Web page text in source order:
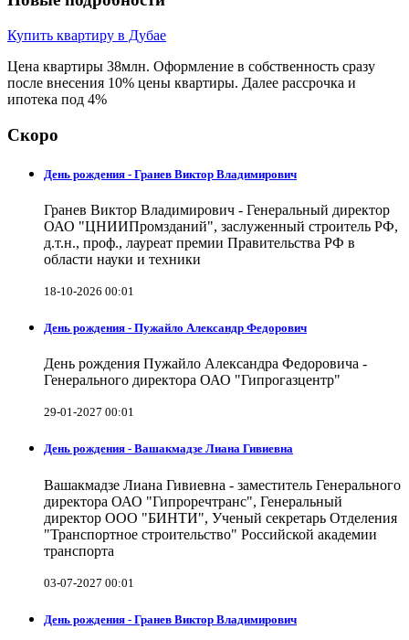
Купить квартиру в Дубае
Цена квартиры 38млн. Оформление в собственность сразу
после внесения 10% цены квартиры. Далее рассрочка и
ипотека под 4%
Скоро
День рождения - Гранев Виктор Владимирович
Гранев Виктор Владимирович - Генеральный директор
ОАО "ЦНИИПромзданий", заслуженный строитель РФ,
д.т.н., проф., лауреат премии Правительства РФ в
области науки и техники
18-10-2026 00:01
День рождения - Пужайло Александр Федорович
День рождения Пужайло Александра Федоровича -
Генерального директора ОАО "Гипрогазцентр"
29-01-2027 00:01
День рождения - Вашакмадзе Лиана Гивиевна
Вашакмадзе Лиана Гивиевна - заместитель Генерального
директора ОАО "Гипроречтранс", Генеральный
директор ООО "БИНТИ", Ученый секретарь Отделения
"Транспортное строительство" Российской академии
транспорта
03-07-2027 00:01
День рождения - Гранев Виктор Владимирович